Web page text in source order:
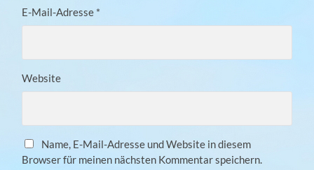
E-Mail-Adresse *
Website
Name, E-Mail-Adresse und Website in diesem
Browser für meinen nächsten Kommentar speichern.